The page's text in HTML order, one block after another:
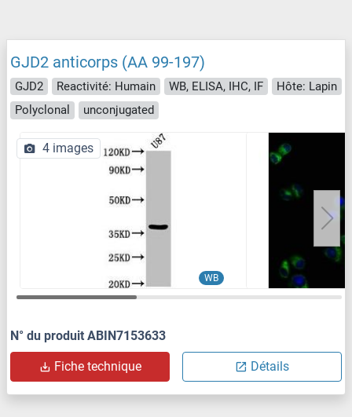
GJD2 anticorps (AA 99-197)
GJD2 Reactivité: Humain WB, ELISA, IHC, IF
Hôte: Lapin
Polyclonal
unconjugated
WB
4 images
N° du produit ABIN7153633
Fiche technique Détails